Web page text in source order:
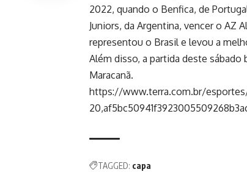
2022, quando o Benfica, de
Juniors, da Argentina, vencer o AZ
representou o Brasil e levou a
Além disso, a partida deste
Maracanã.
https://www.terra.com.br/
TAGGED: capa